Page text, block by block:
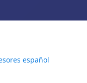
español